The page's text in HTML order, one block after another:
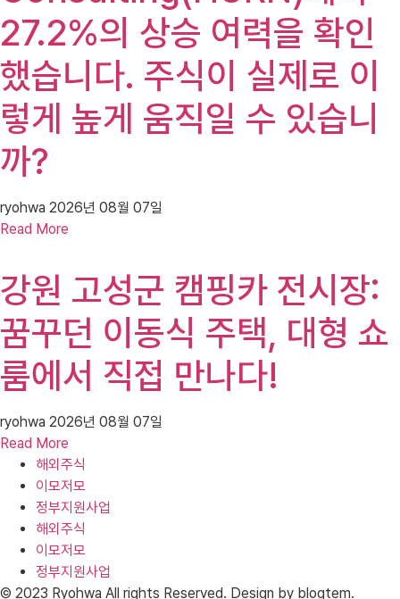
27.2%의 상승 여력을 확인
했습니다. 주식이 실제로 이
렇게 높게 움직일 수 있습니
까?
ryohwa 2026년 08월 07일
Read More
강원 고성군 캠핑카 전시장:
꿈꾸던 이동식 주택, 대형 쇼
룸에서 직접 만나다!
ryohwa 2026년 08월 07일
Read More
해외주식
이모저모
정부지원사업
해외주식
이모저모
정부지원사업
© 2023 Ryohwa All rights Reserved. Design by blogtem.